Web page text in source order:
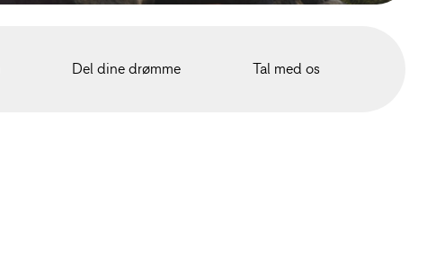
Del dine drømme Tal med os